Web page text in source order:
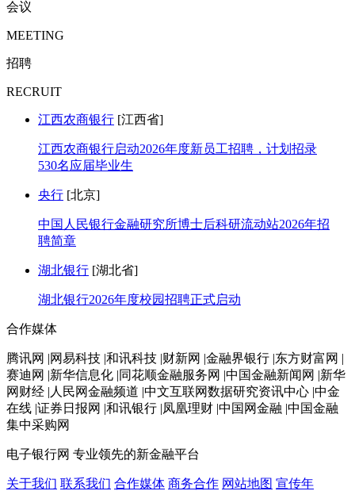
会议
MEETING
招聘
RECRUIT
江西农商银行 [江西省]
江西农商银行启动2026年度新员工招聘，计划招录
530名应届毕业生
央行 [北京]
中国人民银行金融研究所博士后科研流动站2026年招
聘简章
湖北银行 [湖北省]
湖北银行2026年度校园招聘正式启动
合作媒体
腾讯网 |网易科技 |和讯科技 |财新网 |金融界银行 |东方财富网 |
赛迪网 |新华信息化 |同花顺金融服务网 |中国金融新闻网 |新华
网财经 |人民网金融频道 |中文互联网数据研究资讯中心 |中金
在线 |证券日报网 |和讯银行 |凤凰理财 |中国网金融 |中国金融
集中采购网
电子银行网 专业领先的新金融平台
关于我们 联系我们 合作媒体 商务合作 网站地图 宣传年